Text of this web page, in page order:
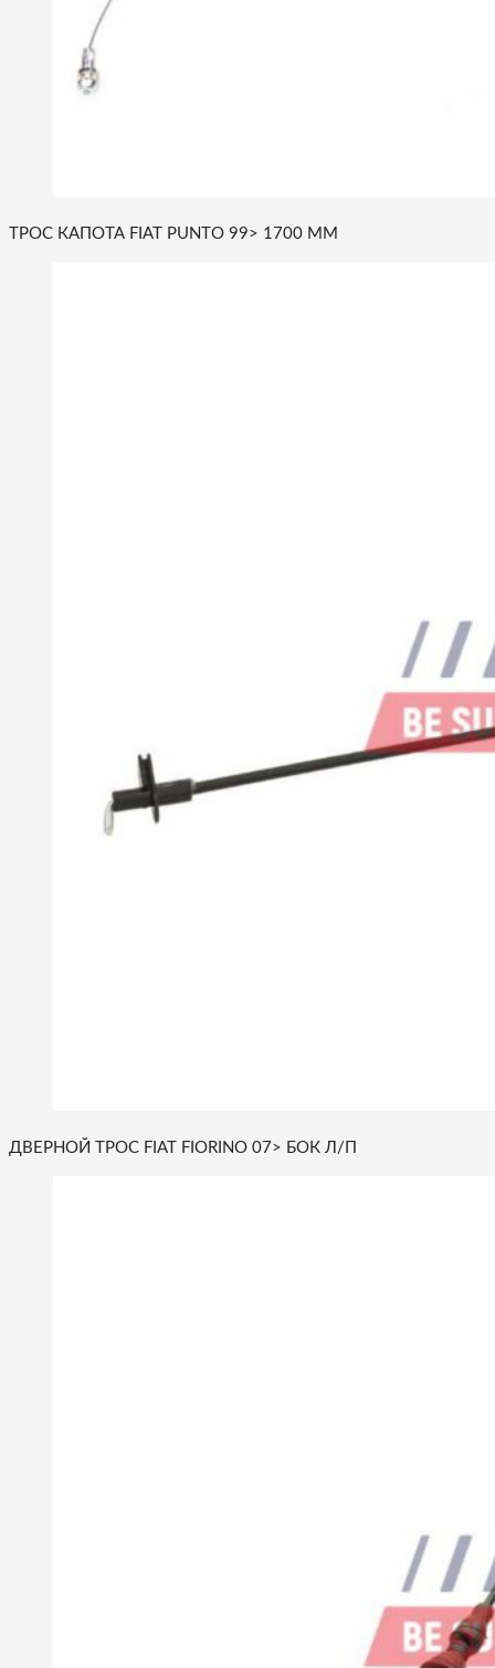
ТРОС КАПОТА FIAT PUNTO 99> 1700 MM
ДВЕРНОЙ ТРОС FIAT FIORINO 07> БОК Л/П